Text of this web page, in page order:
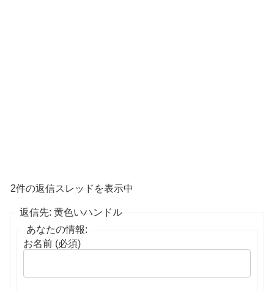
2件の返信スレッドを表示中
返信先: 黄色いハンドル
あなたの情報:
お名前 (必須)